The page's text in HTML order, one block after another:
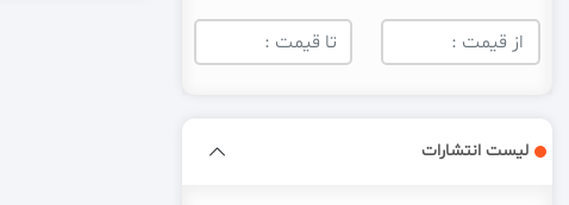
لیست انتشارات